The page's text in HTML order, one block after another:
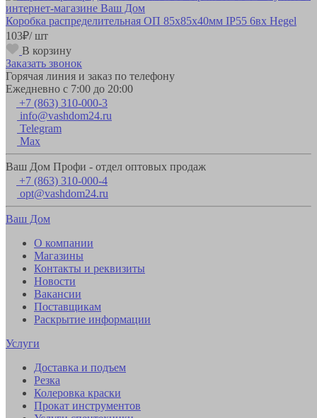
Коробка распределительная ОП 85х85х40мм IP55 6вх Hegel
103₽/ шт
В корзину
Заказать звонок
Горячая линия и заказ по телефону
Ежедневно с 7:00 до 20:00
+7 (863) 310-000-3
info@vashdom24.ru
Telegram
Max
Ваш Дом Профи - отдел оптовых продаж
+7 (863) 310-000-4
opt@vashdom24.ru
Ваш Дом
О компании
Магазины
Контакты и реквизиты
Новости
Вакансии
Поставщикам
Раскрытие информации
Услуги
Доставка и подъем
Резка
Колеровка краски
Прокат инструментов